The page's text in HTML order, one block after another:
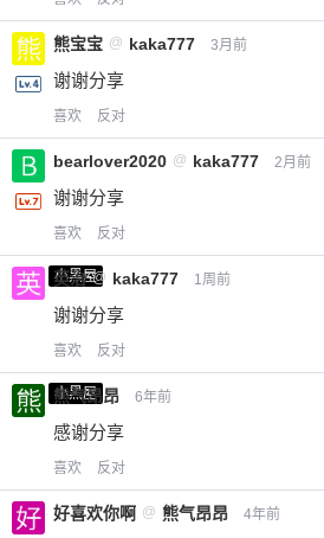
熊宝宝 @ kaka777 3月前
谢谢分享
喜欢 反对
bearlover2020 @ kaka777 2月前
谢谢分享
喜欢 反对
小黑屋
英治 @ kaka777 1周前
谢谢分享
喜欢 反对
小黑屋
熊气昂昂 6年前
感谢分享
喜欢 反对
好喜欢你啊 @ 熊气昂昂 4年前